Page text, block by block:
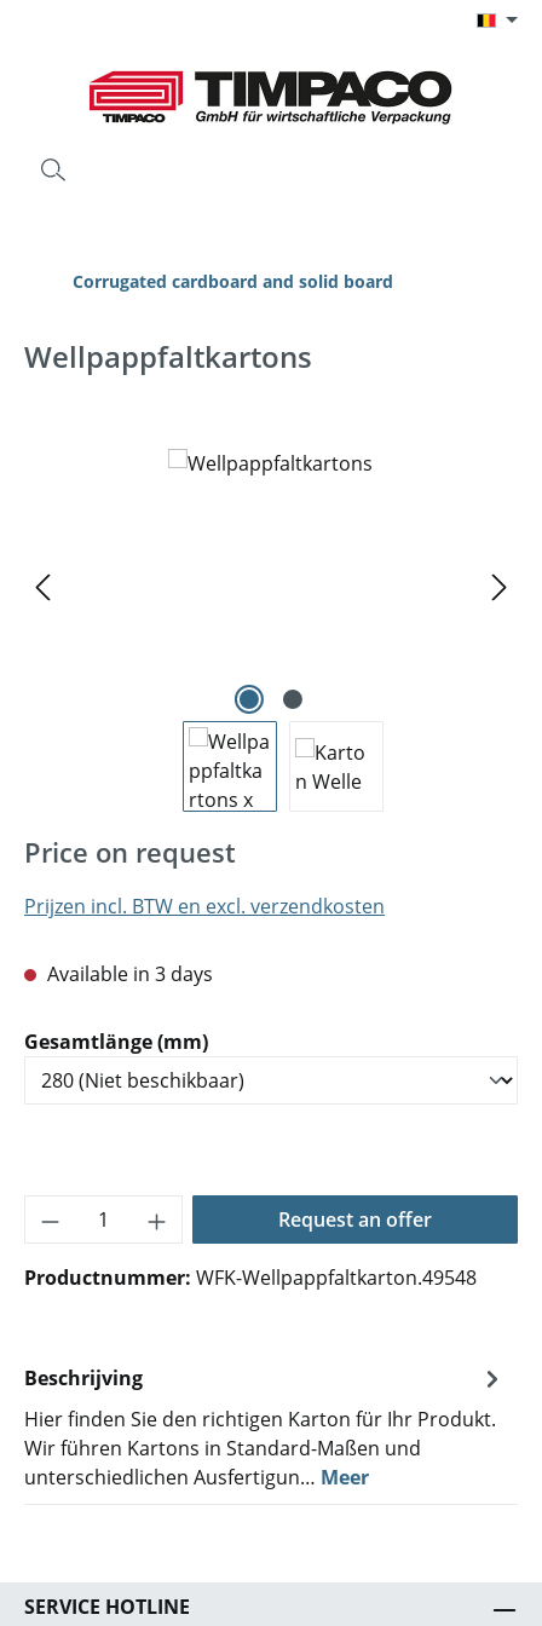
Corrugated cardboard and solid board
Wellpappfaltkartons
Afbeeldingengalerij overslaan
Price on request
Prijzen incl. BTW en excl. verzendkosten
Available in 3 days
Selecteer
Gesamtlänge (mm)
Producthoeveelheid: Voer de gewenste
Request an offer
Productnummer: WFK-Wellpappfaltkarton.49548
Beschrijving
Hier finden Sie den richtigen Karton für Ihr Produkt.
Wir führen Kartons in Standard-Maßen und
unterschiedlichen Ausfertigun… Meer
SERVICE HOTLINE